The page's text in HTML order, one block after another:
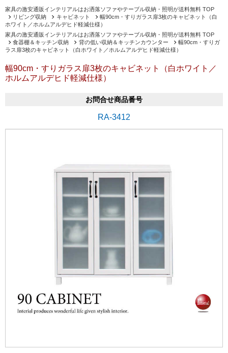
家具の激安通販インテリアルはお洒落ソファやテーブル収納・照明が送料無料 TOP
リビング収納
キャビネット
幅90cm・すりガラス扉3枚のキャビネット（白
ホワイト／ホルムアルデヒド軽減仕様）
家具の激安通販インテリアルはお洒落ソファやテーブル収納・照明が送料無料 TOP
食器棚＆キッチン収納
背の低い収納＆キッチンカウンター
幅90cm・すりガ
ラス扉3枚のキャビネット（白ホワイト／ホルムアルデヒド軽減仕様）
幅90cm・すりガラス扉3枚のキャビネット（白ホワイト／
ホルムアルデヒド軽減仕様）
お問合せ商品番号
RA-3412